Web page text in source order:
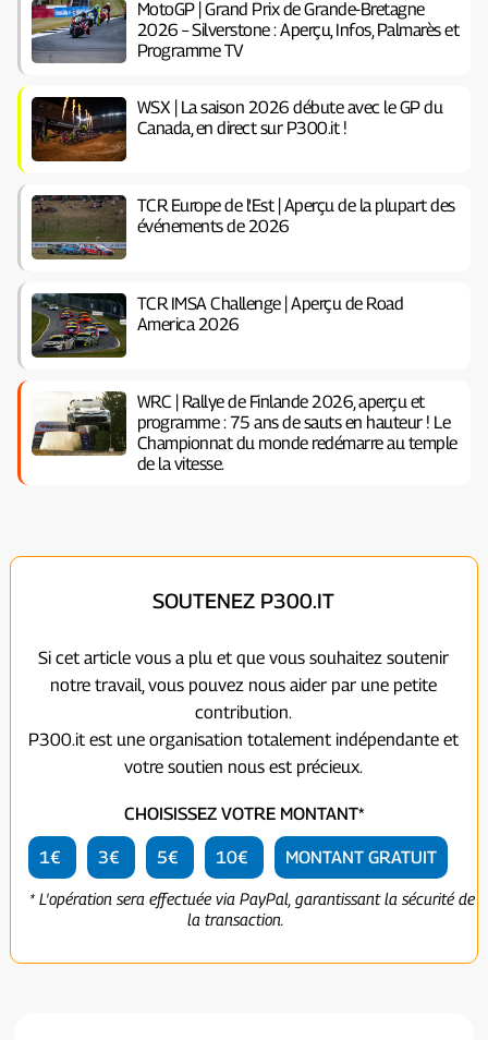
MotoGP | Grand Prix de Grande-Bretagne
2026 – Silverstone : Aperçu, Infos, Palmarès et
Programme TV
WSX | La saison 2026 débute avec le GP du
Canada, en direct sur P300.it !
TCR Europe de l'Est | Aperçu de la plupart des
événements de 2026
TCR IMSA Challenge | Aperçu de Road
America 2026
WRC | Rallye de Finlande 2026, aperçu et
programme : 75 ans de sauts en hauteur ! Le
Championnat du monde redémarre au temple
de la vitesse.
SOUTENEZ P300.IT
Si cet article vous a plu et que vous souhaitez soutenir
notre travail, vous pouvez nous aider par une petite
contribution.
P300.it est une organisation totalement indépendante et
votre soutien nous est précieux.
CHOISISSEZ VOTRE MONTANT*
1€ 3€ 5€ 10€ MONTANT GRATUIT
* L'opération sera effectuée via PayPal, garantissant la sécurité de
la transaction.